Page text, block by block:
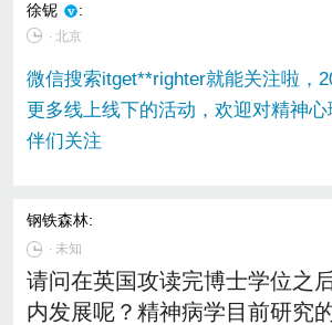
徐铌 :
∙ 北京
微信搜索itget**righter就能关注啦，
更多线上线下的活动，欢迎对精神
伴们关注
钢铁森林:
∙ 未知
请问在英国攻读完博士学位之
内发展呢？精神病学目前研究